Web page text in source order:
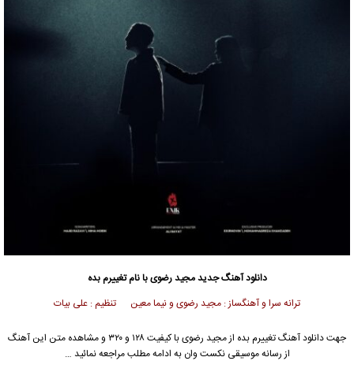
دانلود آهنگ جدیدمجید رضویبا نام تغییرم بده
ترانه سرا و آهنگساز : مجید رضوی و نیما معین تنظیم : علی بیات
جهت دانلود آهنگ تغییرم بده ازمجید رضوی
با کیفیت ۱۲۸ و ۳۲۰ و مشاهده متن این آهنگ
از رسانه موسیقی نکست وان به ادامه مطلب مراجعه نمائید …